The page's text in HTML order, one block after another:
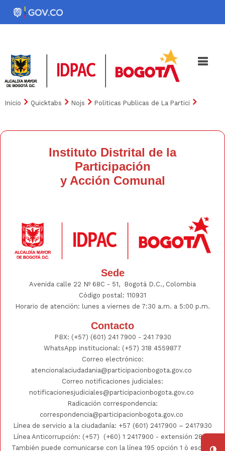
Pasar
Noticias Iniciativas
Inicio Quicktabs Nojs Politicas Publicas de La Partici
Instituto Distrital de la
Participación
y Acción Comunal
Sede
Avenida calle 22 Nº 68C - 51, Bogotá D.C., Colombia
Código postal: 110931
Horario de atención: lunes a viernes de 7:30 a.m. a 5:00 p.m.
Contacto
PBX: (+57) (601) 241 7900 - 241 7930
WhatsApp institucional: (+57) 318 4559877
Correo electrónico:
atencionalaciudadania@participacionbogota.gov.co
Correo notificaciones judiciales:
notificacionesjudiciales@participacionbogota.gov.co
Radicación correspondencia:
correspondencia@participacionbogota.gov.co
Línea de servicio a la ciudadanía: +57 (601) 2417900 – 2417930
Línea Anticorrupción: (+57)
(+60) 1 2417900 - extensión 2802;
También puede comunicarse con la línea 195 opción 1 ò escribir